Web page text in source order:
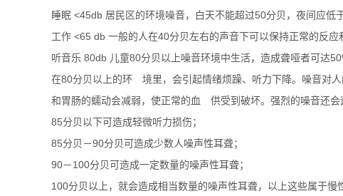
睡眠 <45db 居民区的环境噪音，白天不能超过50分贝，夜间应低
工作 <65 db 一般的人在40分贝左右的声音下可以保持正常的反
听音乐 80db 儿童80分贝以上噪音环境中生活，造成聋哑者可达
在80分贝以上的环 境里，会引起情绪烦躁、听力下降。噪音对
和胃肠的蠕动会减弱，使正常的血 供受到破坏。强烈的噪音还
85分贝以下可造成轻微听力损伤；
85分贝－90分贝可造成少数人噪声性耳聋；
90－100分贝可造成一定数量的噪声性耳聋；
100分贝以上，就会造成相当数量的噪声性耳聋，以上这些属于慢